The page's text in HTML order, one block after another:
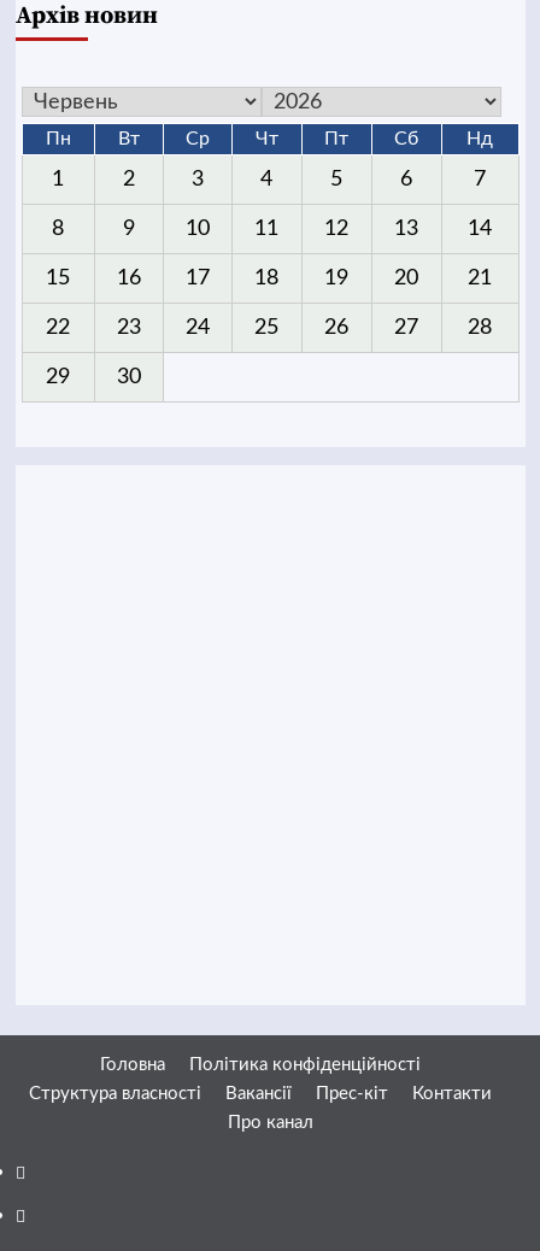
Архів новин
Пн Вт Ср Чт Пт Сб Нд
1 2 3 4 5 6 7
8 9 10 11 12 13 14
15 16 17 18 19 20 21
22 23 24 25 26 27 28
29 30
Головна
Політика конфіденційності
Структура власності
Вакансії Прес-кіт
Контакти
Про канал
Facebook
YouTube